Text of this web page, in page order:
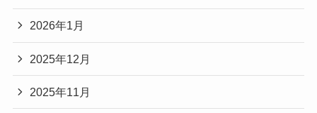
2026年1月
2025年12月
2025年11月